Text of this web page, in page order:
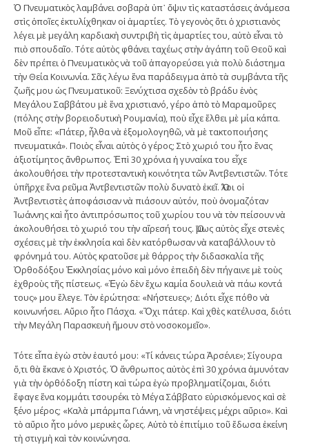
Ὁ Πνευματικὸς λαμβάνει σοβαρὰ ὑπ᾿ ὄψιν τὶς καταστάσεις ἀνάμεσα
στὶς ὁποῖες ἐκτυλίχθηκαν οἱ ἁμαρτίες. Τὸ γεγονὸς ὅτι ὁ χριστιανὸς
λέγει μὲ μεγάλη καρδιακὴ συντριβὴ τὶς ἁμαρτίες του, αὐτὸ εἶναι τὸ
πιὸ σπουδαῖο. Τότε αὐτὸς φθάνει ταχέως στὴν ἀγάπη τοῦ Θεοῦ καὶ
δὲν πρέπει ὁ Πνευματικὸς νὰ τοῦ ἀπαγορεύσει γιὰ πολὺ διάστημα
τὴν Θεία Κοινωνία. Σᾶς λέγω ἕνα παράδειγμα ἀπὸ τὰ συμβάντα τῆς
ζωῆς μου ὡς Πνευματικοῦ: Ξενύχτισα σχεδὸν τὸ βράδυ ἑνὸς
Μεγάλου Σαββάτου μὲ ἕνα χριστιανό, γέρο ἀπὸ τὸ Μαραμοῦρες
(πόλης στὴν βορειοδυτικὴ Ρουμανία), ποὺ εἶχε ἔλθει μὲ μία κάπα.
Μοῦ εἶπε: «Πάτερ, ἦλθα νὰ ἐξομολογηθῶ, νὰ μὲ τακτοποιήσης
πνευματικά». Ποιὸς εἶναι αὐτὸς ὁ γέρος; Στὸ χωριό του ἦτο ἕνας
ἀξιοτίμητος ἄνθρωπος. Ἐπὶ 30 χρόνια ἡ γυναίκα του εἶχε
ἀκολουθήσει τὴν προτεσταντικὴ κοινότητα τῶν Ἀντβεντιστῶν. Τότε
ὑπῆρχε ἕνα ρεῦμα Ἀντβεντιστῶν πολὺ δυνατὸ ἐκεῖ. Ὅλοι οἱ
Ἀντβεντιστὲς ἀποφάσισαν νὰ πιάσουν αὐτόν, ποὺ ὀνομαζόταν
Ἰωάννης καὶ ἦτο ἀντιπρόσωπος τοῦ χωρίου του νὰ τὸν πείσουν νὰ
ἀκολουθήσει τὸ χωριό του τὴν αἵρεσή τους. Ὅμως αὐτὸς εἶχε στενὲς
σχέσεις μὲ τὴν ἐκκλησία καὶ δὲν κατόρθωσαν νὰ καταβάλλουν τὸ
φρόνημά του. Αὐτὸς κρατοῦσε μὲ θάρρος τὴν διδασκαλία τῆς
Ὀρθοδόξου Ἐκκλησίας μόνο καὶ μόνο ἐπειδὴ δὲν πήγαινε μὲ τοὺς
ἐχθροὺς τῆς πίστεως. «Ἐγὼ δὲν ἔχω καμία δουλειὰ νὰ πάω κοντά
τους» μου ἔλεγε. Τὸν ἐρώτησα: «Νήστευες»; Διότι εἶχε πόθο νὰ
κοινωνήσει. Αὔριο ἦτο Πάσχα. «Ὄχι πάτερ. Καὶ χθὲς κατέλυσα, διότι
τὴν Μεγάλη Παρασκευὴ ἤμουν στὸ νοσοκομεῖο».
Τότε εἶπα ἐγὼ στὸν ἑαυτό μου: «Τί κάνεις τώρα Ἀρσένιε»; Σίγουρα
ὅ,τι θὰ ἔκανε ὁ Χριστός. Ὁ ἄνθρωπος αὐτὸς ἐπὶ 30 χρόνια ἀμυνόταν
γιὰ τὴν ὀρθόδοξη πίστη καὶ τώρα ἐγὼ προβληματίζομαι, διότι
ἔφαγε ἕνα κομμάτι τσουρέκι τὸ Μέγα Σάββατο εὑρισκόμενος καὶ σὲ
ξένο μέρος; «Καλὰ μπάρμπα Γιάννη, νὰ νηστέψεις μέχρι αὔριο». Καὶ
τὸ αὔριο ἦτο μόνο μερικὲς ὧρες. Αὐτὸ τὸ ἐπιτίμιο τοῦ ἔδωσα ἐκείνη
τὴ στιγμὴ καὶ τὸν κοινώνησα.